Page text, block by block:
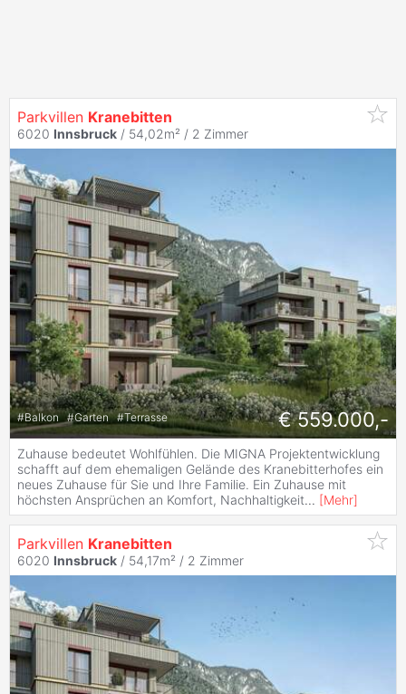
Parkvillen Kranebitten
6020 Innsbruck / 54,02m² / 2 Zimmer
#Balkon #Garten #Terrasse € 559.000,-
Zuhause bedeutet Wohlfühlen. Die MIGNA Projektentwicklung
schafft auf dem ehemaligen Gelände des Kranebitterhofes ein
neues Zuhause für Sie und Ihre Familie. Ein Zuhause mit
höchsten Ansprüchen an Komfort, Nachhaltigkeit... [Mehr]
Parkvillen Kranebitten
6020 Innsbruck / 54,17m² / 2 Zimmer